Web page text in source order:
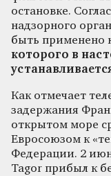
остановке.
надзорного
быть применено
которого в
Как отмечает
задержания
открытом море
Евросоюзом к
Федерации. 2
Tagor прибыл к